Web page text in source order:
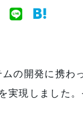
の開発に携
現しました。